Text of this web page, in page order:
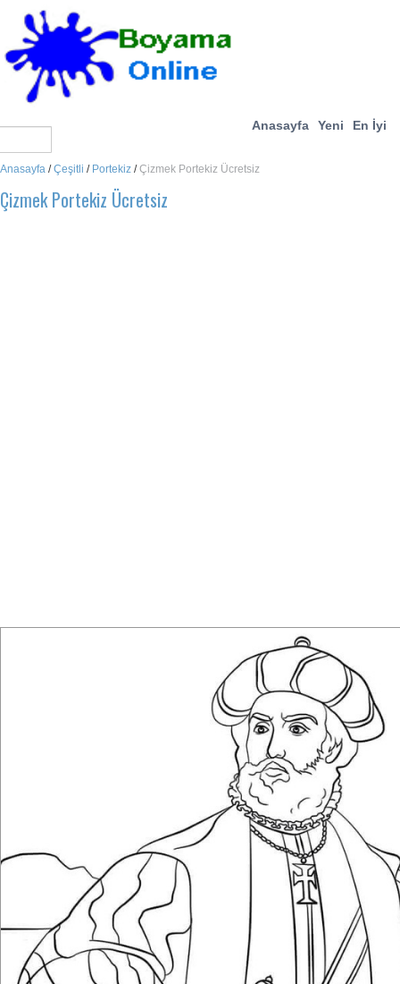
Anasayfa Yeni En İyi
Anasayfa /Çeşitli / Portekiz /Çizmek Portekiz Ücretsiz
Çizmek Portekiz Ücretsiz